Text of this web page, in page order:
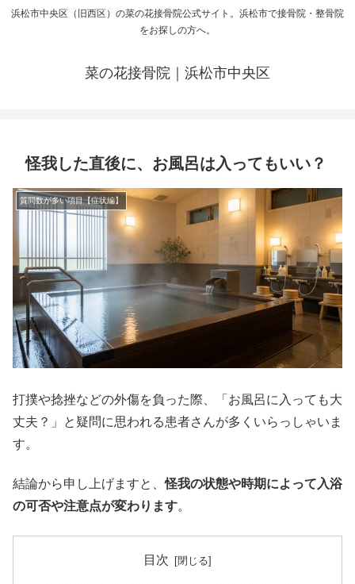
浜松市中央区（旧西区）の菜の花接骨院公式サイト。浜松市で接骨院・整骨院
をお探しの方へ。
菜の花接骨院｜浜松市中央区
怪我した直後に、お風呂は入ってもいい？
質問数が多い項目【症状編】
打撲や捻挫などの外傷を負った際、「お風呂に入っても大
丈夫？」と疑問に思われる患者さんが多くいらっしゃいま
す。
結論から申し上げますと、怪我の状態や時期によって入浴
の可否や注意点が変わります。
目次